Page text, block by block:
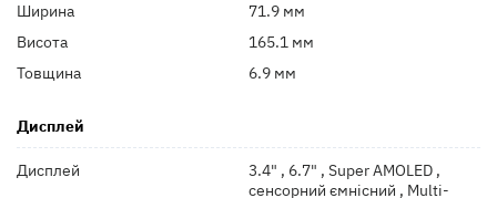
Ширина
71.9 мм
Висота
165.1 мм
Товщина
6.9 мм
Дисплей
Дисплей
3.4" , 6.7" , Super AMOLED ,
сенсорний ємнісний , Multi-